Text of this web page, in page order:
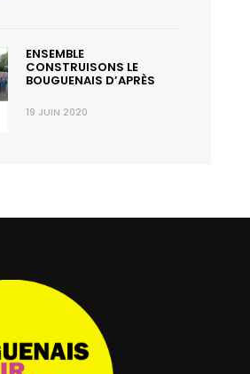
ENSEMBLE
CONSTRUISONS LE
BOUGUENAIS D’APRÈS
19 JUIN 2020